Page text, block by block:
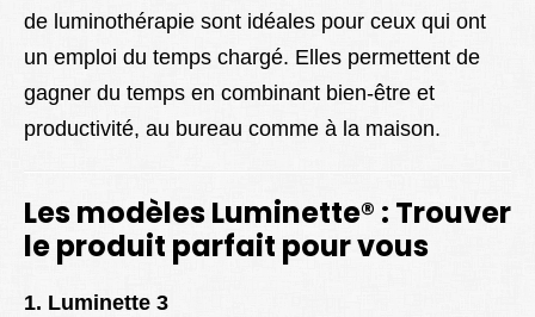
de luminothérapie sont idéales pour ceux qui ont
un emploi du temps chargé. Elles permettent de
gagner du temps en combinant bien-être et
productivité, au bureau comme à la maison.
Les modèles Luminette® : Trouver
le produit parfait pour vous
1. Luminette 3